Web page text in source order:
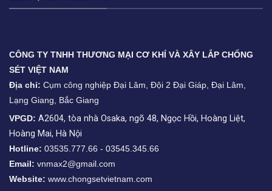
CÔNG TY TNHH THƯƠNG MẠI CƠ KHÍ VÀ XÂY LẮP CHỐNG
SÉT VIỆT NAM
Địa chỉ: Cụm công nghiệp Đại Lâm, Đội 2 Đại Giáp, Đại Lâm,
Lạng Giang, Bắc Giang
VPGD: A2604, tòa nhà Osaka, ngõ 48, Ngọc Hồi, Hoàng Liệt,
Hoàng Mai, Hà Nội
Hotline: 03535.777.66 - 03545.345.66
Email: vnmax2@gmail.com
Website: www.chongsetvietnam.com